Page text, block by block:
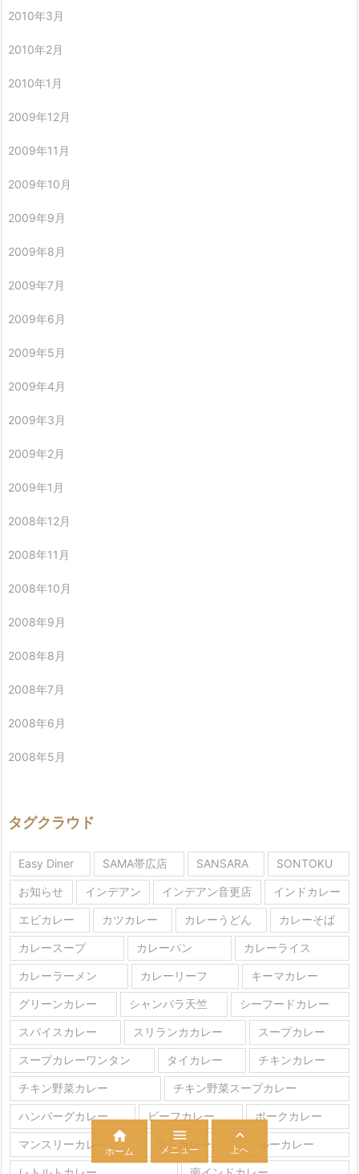
2010年3月
2010年2月
2010年1月
2009年12月
2009年11月
2009年10月
2009年9月
2009年8月
2009年7月
2009年6月
2009年5月
2009年4月
2009年3月
2009年2月
2009年1月
2008年12月
2008年11月
2008年10月
2008年9月
2008年8月
2008年7月
2008年6月
2008年5月
タグクラウド
Easy Diner SAMA帯広店 SANSARA SONTOKU
お知らせ インデアン インデアン音更店 インドカレー
エビカレー カツカレー カレーうどん カレーそば
カレースープ カレーパン カレーライス
カレーラーメン カレーリーフ キーマカレー
グリーンカレー シャンバラ天竺 シーフードカレー
スパイスカレー スリランカカレー スープカレー
スープカレーワンタン タイカレー チキンカレー
チキン野菜カレー チキン野菜スープカレー
ハンバーグカレー ビーフカレー ポークカレー
マンスリーカレー ラムカレー ルーカレー

ホーム

メニュー

上へ